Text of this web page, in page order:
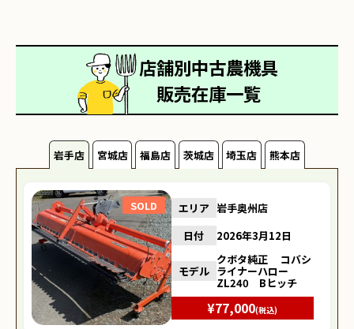
店舗別中古農機具
販売在庫一覧
岩手店 宮城店 福島店 茨城店 埼玉店 熊本店
SOLD エリア 岩手奥州店
日付
2026年3月12日
モデル
クボタ純正 コバシ
ライナーハロー
ZL240 Bヒッチ
¥77,000(税込)